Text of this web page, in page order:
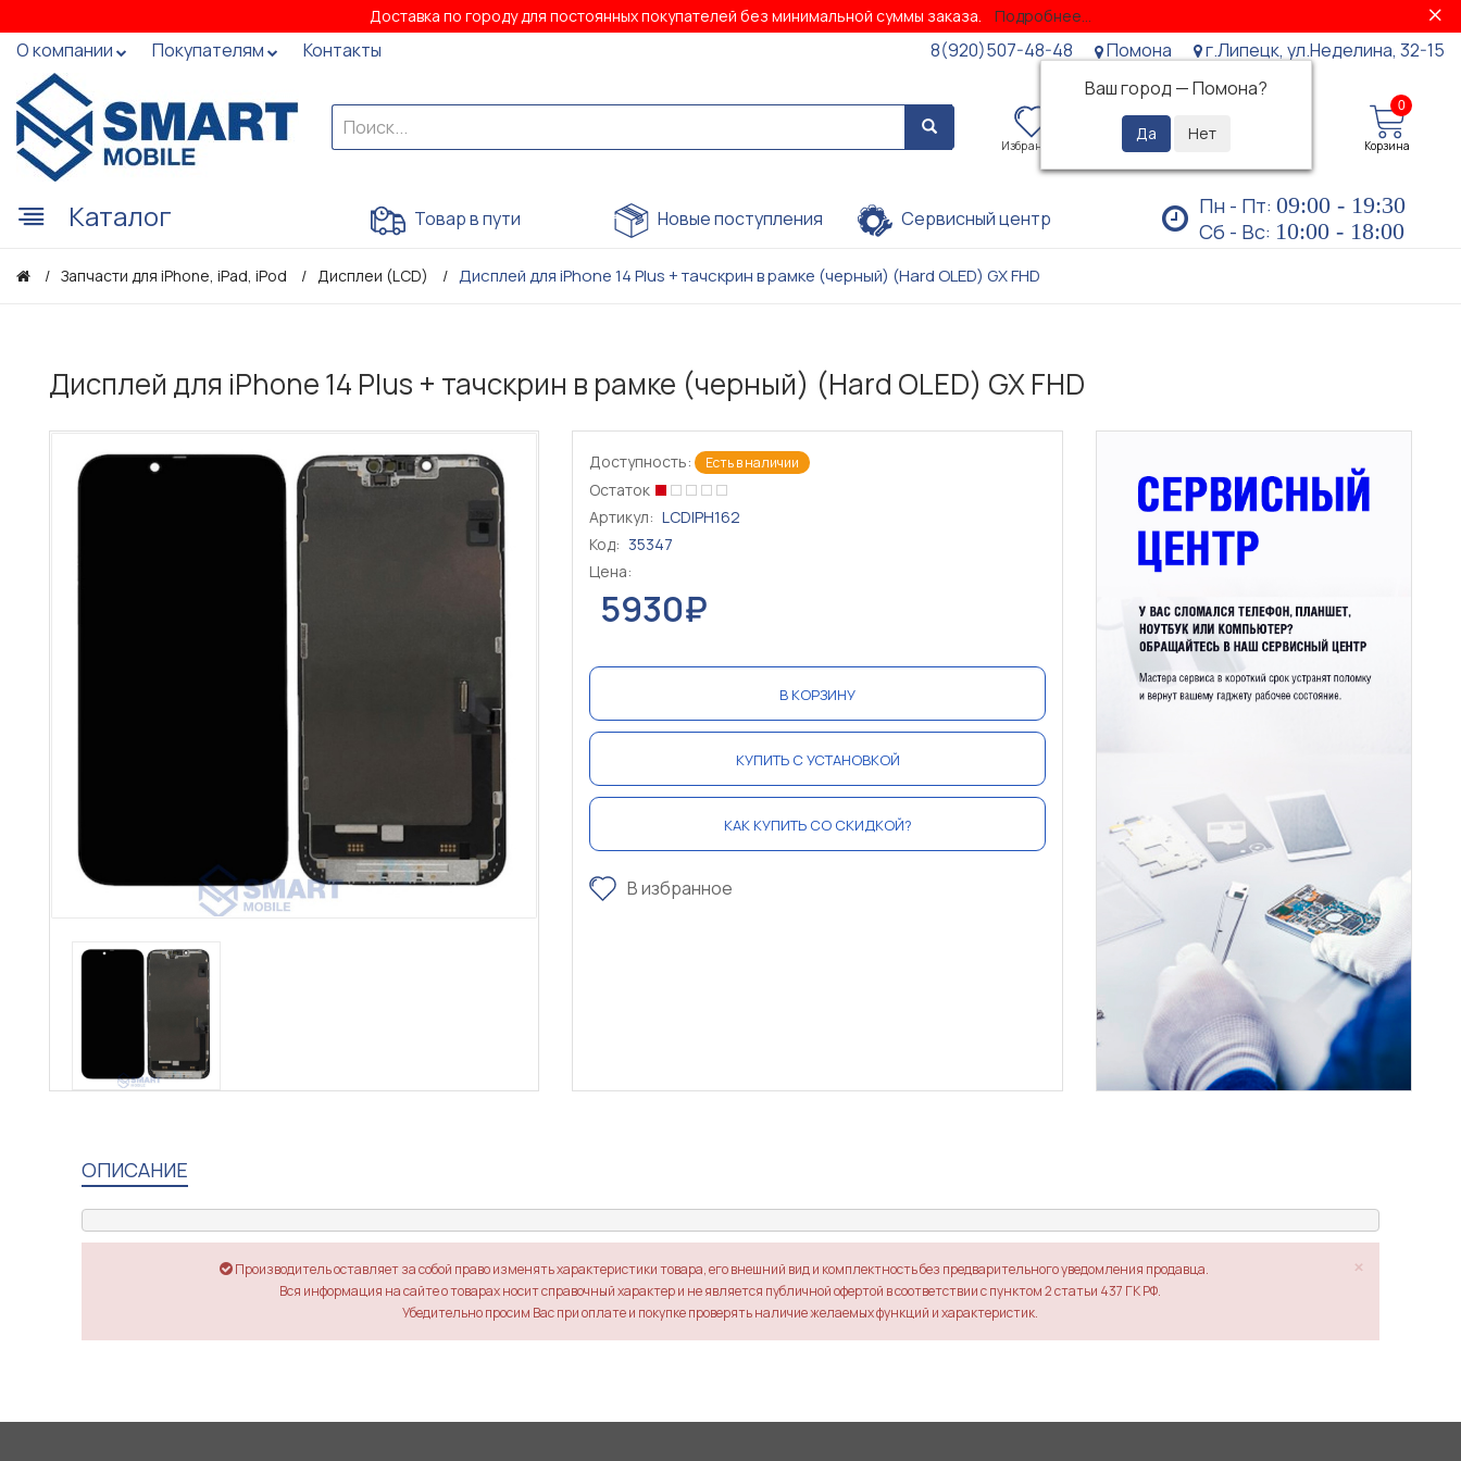
Доставка по городу для постоянных покупателей без минимальной суммы заказа. Подробнее...
О компании Покупателям Контакты 8(920)507-48-48
Помона
Ваш город —Помона?
г.Липецк, ул.Неделина, 32-15
Избранное Просмотренные
0
Корзина
Каталог Товар в пути Новые поступления Сервисный центр Пн - Пт: 09:00 - 19:30
Сб - Вс: 10:00 - 18:00
Запчасти для iPhone, iPad, iPod Дисплеи (LCD) Дисплей для iPhone 14 Plus + тачскрин в рамке (черный) (Hard OLED) GX FHD
Дисплей для iPhone 14 Plus + тачскрин в рамке (черный) (Hard OLED) GX FHD
Доступность: Есть в наличии
Остаток
Артикул: LCDIPH162
Код: 35347
Цена:
5930₽
В КОРЗИНУ
КУПИТЬ С УСТАНОВКОЙ
КАК КУПИТЬ СО СКИДКОЙ?
В избранное
ОПИСАНИЕ
×
Производитель оставляет за собой право изменять характеристики товара, его внешний вид и комплектность без предварительного уведомления продавца.
Вся информация на сайте о товарах носит справочный характер и не является публичной офертой в соответствии с пунктом 2 статьи 437 ГК РФ.
Убедительно просим Вас при оплате и покупке проверять наличие желаемых функций и характеристик.